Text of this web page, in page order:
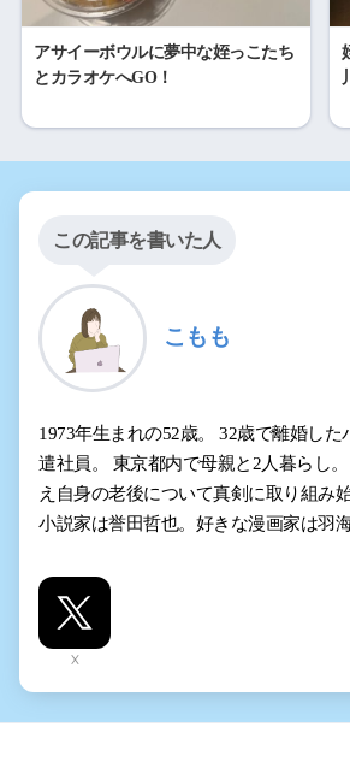
アサイーボウルに夢中な姪っこたち
とカラオケへGO！
この記事を書いた人
こもも
1973年生まれの52歳。 32歳で離婚し
遣社員。 東京都内で母親と2人暮らし
え自身の老後について真剣に取り組み
小説家は誉田哲也。好きな漫画家は羽海
X